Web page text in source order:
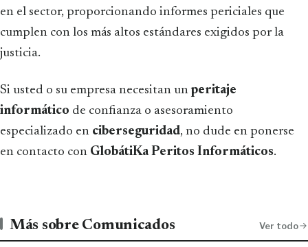
en el sector, proporcionando informes periciales que
cumplen con los más altos estándares exigidos por la
justicia.
Si usted o su empresa necesitan unperitaje
informático de confianza o asesoramiento
especializado en ciberseguridad, no dude en ponerse
en contacto con GlobátiKa Peritos Informáticos.
Más sobre Comunicados Ver todo